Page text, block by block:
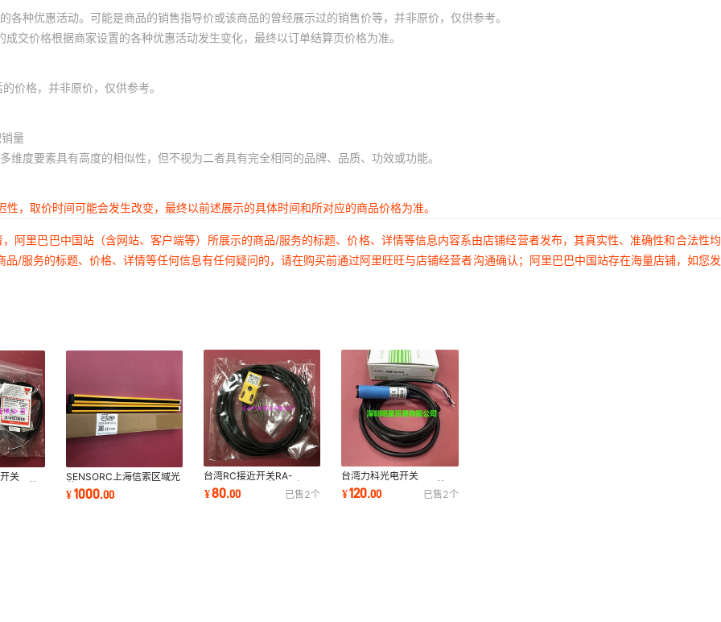
种优惠活动。可能是商品的销售指导价或该商品的曾经展示过的销售价等，并非原价，仅供参考。
交价格根据商家设置的各种优惠活动发生变化，最终以订单结算页价格为准。
价格，并非原价，仅供参考。
量
度要素具有高度的相似性，但不视为二者具有完全相同的品牌、品质、功效或功能。
，取价时间可能会发生改变，最终以前述展示的具体时间和所对应的商品价格为准。
阿里巴巴中国站（含网站、客户端等）所展示的商品/服务的标题、价格、详情等信息内容系由店铺经营者发布，其真实性、准确性和合法性
/服务的标题、价格、详情等任何信息有任何疑问的，请在购买前通过阿里旺旺与店铺经营者沟通确认；阿里巴巴中国站存在海量店铺，如您
关
SENSORC上海信索区域光
幕SEG20-4010P-LO-2-
Y 原装正品假一罚十
¥1000.00
台湾RC接近开关RA-
1805PO7E 原装正品假一
罚十
¥80.00 已售2个
台湾力科光电开关
RIKORMF-DU40N 原装正
品假一罚十
¥120.00 已售2个